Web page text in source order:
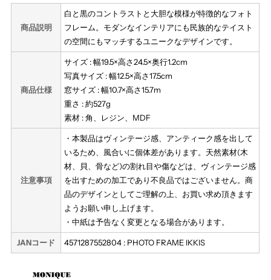
PHOTO
FRAME
IKKIS
PHOTO
FRAME
IKKIS
商品説明
白と黒のコントラストと大胆な模様が特徴的なフォト
フレーム。モダンなインテリアにも民族的なテイスト
の空間にもマッチするユニークなデザインです。
商品仕様
サイズ : 幅19.5×高さ24.5×奥行1.2cm
写真サイズ : 幅12.5×高さ17.5cm
窓サイズ : 幅10.7×高さ15.7m
重さ : 約527g
素材 : 角、レジン、MDF
注意事項
・本製品はヴィンテージ感、アンティーク感を出して
いるため、風合いに個体差があります。天然素材(木
材、貝、骨など)の割れ目や傷などは、ヴィンテージ感
を出すための加工であり不良品ではございません。商
品のデザインとしてご理解の上、お買い求め頂きます
ようお願い申し上げます。
・中紙は予告なく変更となる場合があります。
JANコード 4571287552804 : PHOTO FRAME IKKIS